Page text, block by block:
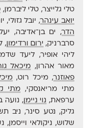
טלי גלייצר, טלי ליברמן,
יואב עינהר, יובל גזולי,
הדר, ים בן־אדיבה,
סרברניק, ירום ורדימון,
ליהי אופיר, ליעד
מאור אהרון, מיכאל
פאוזנר, מיכל רוט,
מתי מריאנסקי, מתי
ערפאת, נוי ניימן, נועה
גליק, נטע סינר, ניב
שלוש, ניקולאי